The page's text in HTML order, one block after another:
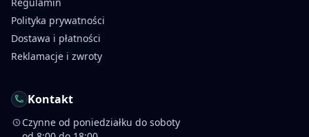
Polityka prywatności
Dostawa i płatności
Reklamacje i zwroty
Kontakt
Czynne od poniedziałku do soboty